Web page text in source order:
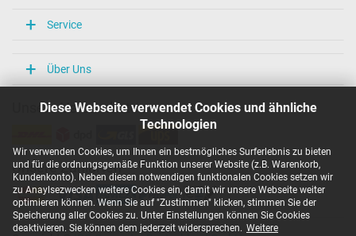
Diese Webseite verwendet Cookies und ähnliche
Technologien
Wir verwenden Cookies, um Ihnen ein bestmögliches Surferlebnis zu bieten
und für die ordnungsgemäße Funktion unserer Website (z.B. Warenkorb,
Kundenkonto). Neben diesen notwendigen funktionalen Cookies setzen wir
zu Anaylsezwecken weitere Cookies ein, damit wir unsere Webseite weiter
optimieren können. Wenn Sie auf "Zustimmen" klicken, stimmen Sie der
Speicherung aller Cookies zu. Unter Einstellungen können Sie Cookies
deaktivieren. Sie können dem jederzeit widersprechen. Weitere
Service
Über Uns
Unsere Versandarten
Unsere Zahlarten